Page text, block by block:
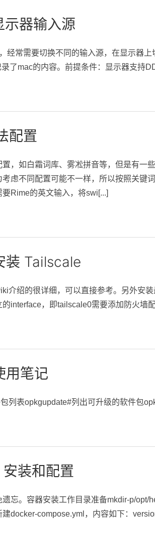
器输入源
经常需要切换不同的输入源，在显示器
了mac的内容。前提条件：显示器支持
配置
，如白霜词库、雾凇拼音等，但是有一
虑不同配置可能不一样，所以按照关键
Rime的英文输入，将swi[...]
装 Tailscale
介绍的很详细，可以直接参考。另外安
interface，即tailscale0需要添加防火墙
用笔记
列表opkgupdate#列出可升级的软件包
装和配置
忘。容器安装工作目录准备mkdir-p/
docker-compose.yml，内容如下：